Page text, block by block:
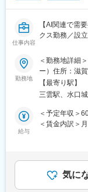
仕事内容
【AI関連で需
クス勤務／設
年数15.2年】
■業務内容：
（1） 電子材
配合設計や樹
（2） 顧客へ
現
勤務地
＜勤務地詳細
ー）住所：滋
雲駅受動喫煙
所（リモート
【最寄り駅】
三雲駅、水口
給与
＜予定年収＞
＜賃金内訳＞
除く）に対す
金額であり、
は固定手当を
気に